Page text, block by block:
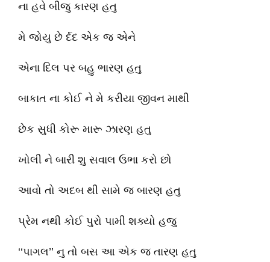
ના હવે બીજુ કારણ હતુ
મે જોયુ છે ર્દદ એક જ એને
એના દિલ પર બહુ ભારણ હતુ
બાકાત ના કોઈ ને મે કરીયા જીવન માથી
છેક સુધી કોરૂ મારૂ ઝારણ હતુ
ખોલી ને બારી શુ સવાલ ઉભા કરો છો
આવો તો અદબ થી સામે જ બારણ હતુ
પ્રેમ નથી કોઈ પુરો પામી શક્યો હજુ
‘‘પાગલ’’ નુ તો બસ આ એક જ તારણ હતુ